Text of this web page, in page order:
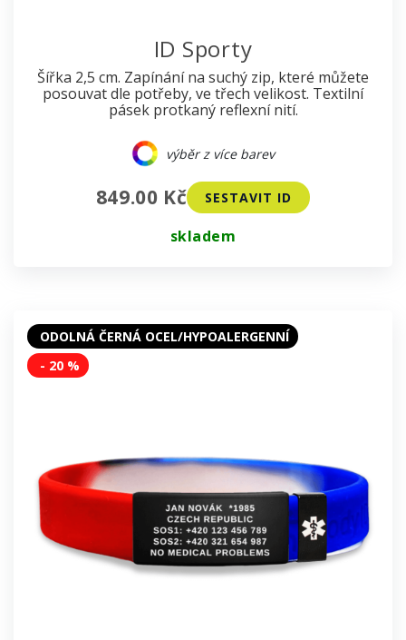
ID Sporty
Šířka 2,5 cm. Zapínání na suchý zip, které můžete
posouvat dle potřeby, ve třech velikost. Textilní
pásek protkaný reflexní nití.
výběr z více barev
849.00 Kč SESTAVIT ID
skladem
ODOLNÁ ČERNÁ OCEL/HYPOALERGENNÍ
- 20 %